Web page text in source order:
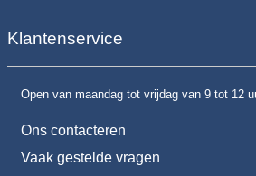
Klantenservice
Open van maandag tot vrijdag van 9 tot 12
Ons contacteren
Vaak gestelde vragen